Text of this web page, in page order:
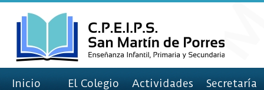
Inicio El Colegio Actividades Secretaría